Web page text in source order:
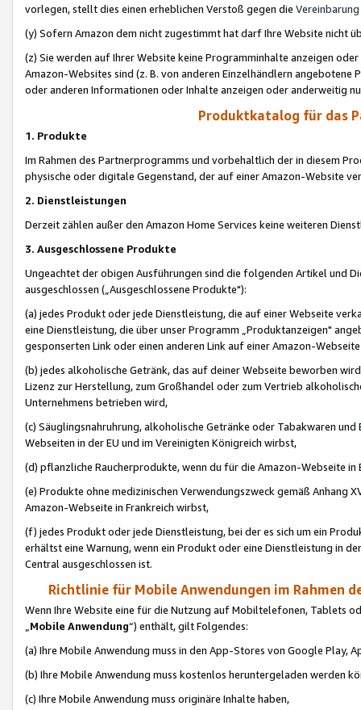
vorlegen, stellt dies einen erheblichen Verstoß gegen die Vereinbarung
(y) Sofern Amazon dem nicht zugestimmt hat darf Ihre Website nicht
(z) Sie werden auf Ihrer Website keine Programminhalte anzeigen
Amazon-Websites sind (z. B. von anderen Einzelhändlern
oder anderen Informationen oder Inhalte anzeigen oder anderweitig
Produktkatalog für das
1. Produkte
Im Rahmen des Partnerprogramms und vorbehaltlich der in diesem
physische oder digitale Gegenstand, der auf einer Amazon-Website
2. Dienstleistungen
Derzeit zählen außer den Amazon Home Services keine weiteren
3. Ausgeschlossene Produkte
Ungeachtet der obigen Ausführungen sind die folgenden Artikel und
ausgeschlossen („Ausgeschlossene Produkte"):
(a) jedes Produkt oder jede Dienstleistung, die auf einer Webseite
eine Dienstleistung, die über unser Programm „Produktanzeigen"
gesponserten Link oder einen anderen Link auf einer Amazon-
(b) jedes alkoholische Getränk, das auf deiner Webseite beworben
Lizenz zur Herstellung, zum Großhandel oder zum Vertrieb
Unternehmens betrieben wird,
(c) Säuglingsnahruhrung, alkoholische Getränke oder Tabakwaren
Webseiten in der EU und im Vereinigten Königreich wirbst,
(d) pflanzliche Raucherprodukte, wenn du für die Amazon-Webseite in
(e) Produkte ohne medizinischen Verwendungszweck gemäß Anhang
Amazon-Webseite in Frankreich wirbst,
(f) jedes Produkt oder jede Dienstleistung, bei der es sich um ein
erhältst eine Warnung, wenn ein Produkt oder eine Dienstleistung in
Central ausgeschlossen ist.
Richtlinie für Mobile Anwendungen im Rahmen
Wenn Ihre Website eine für die Nutzung auf Mobiltelefonen, Tablets
„Mobile Anwendung“) enthält, gilt Folgendes:
(a) Ihre Mobile Anwendung muss in den App-Stores von Google Play,
(b) Ihre Mobile Anwendung muss kostenlos heruntergeladen werden
(c) Ihre Mobile Anwendung muss originäre Inhalte haben,